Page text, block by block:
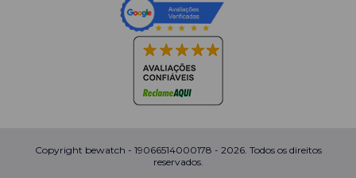
Copyright bewatch - 19066514000178 - 2026. Todos os direitos
reservados.